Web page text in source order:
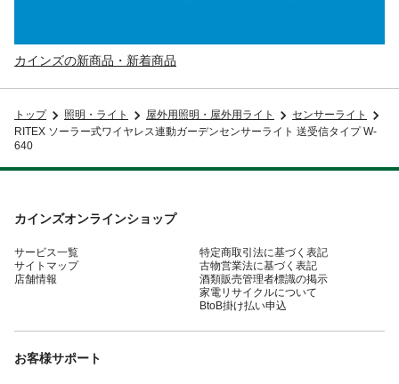
カインズの新商品・新着商品
トップ 照明・ライト 屋外用照明・屋外用ライト
センサーライト
RITEX ソーラー式ワイヤレス連動ガーデンセンサーライト 送受信タイプ W-
640
カインズオンラインショップ
サービス一覧
サイトマップ
店舗情報
特定商取引法に基づく表記
古物営業法に基づく表記
酒類販売管理者標識の掲示
家電リサイクルについて
BtoB掛け払い申込
お客様サポート